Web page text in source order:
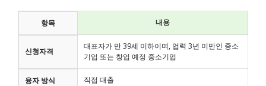
항목 내용
신청자격
대표자가 만 39세 이하이며, 업력 3년 미만인 중소
기업 또는 창업 예정 중소기업
융자 방식 직접 대출